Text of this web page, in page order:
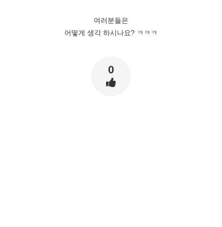
여러분들은
어떻게 생각 하시나요? ㅋㅋㅋ
0